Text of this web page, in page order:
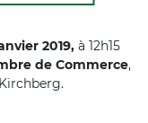
2019, à 12h15
de Commerce,